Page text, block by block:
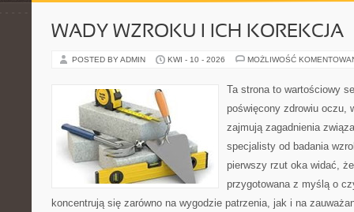
WADY WZROKU I ICH KOREKCJA
POSTED BY ADMIN KWI - 10 - 2026 MOŻLIWOŚĆ
Ta strona to wartościowy
poświęcony zdrowiu oczu,
zajmują zagadnienia
specjalisty od badania
pierwszy rzut oka widać,
przygotowana z myślą o
koncentrują się zarówno na wygodzie patrzenia, jak i na